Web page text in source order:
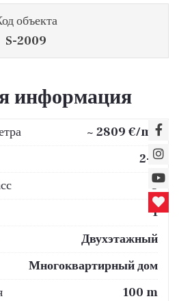
объекта
S-2009
информация
~ 2809 €/m 2
2-к
C
1
Двухэтажный
Многоквартирный дом
100 m